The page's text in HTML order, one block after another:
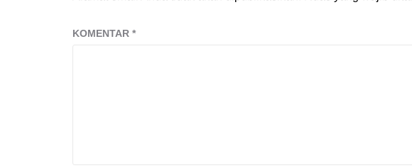
KOMENTAR *